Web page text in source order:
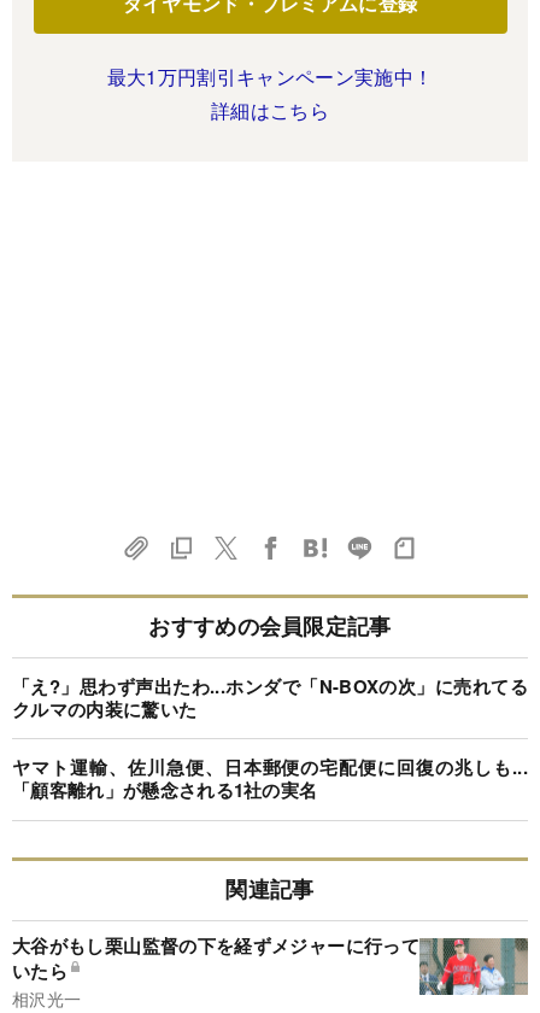
最大1万円割引キャンペーン実施中！
詳細はこちら
おすすめの会員限定記事
「え?」思わず声出たわ...ホンダで「N-BOXの次」に売れてる
クルマの内装に驚いた
ヤマト運輸、佐川急便、日本郵便の宅配便に回復の兆しも...
「顧客離れ」が懸念される1社の実名
関連記事
大谷がもし栗山監督の下を経ずメジャーに行って
いたら
相沢光一